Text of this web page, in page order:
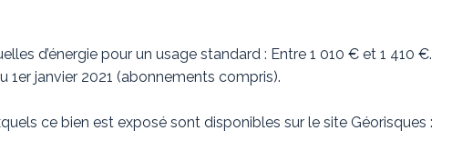
d’énergie pour un usage standard : Entre 1 010 € et 1 410 €.
1er janvier 2021 (abonnements compris).
ce bien est exposé sont disponibles sur le site Géorisques :